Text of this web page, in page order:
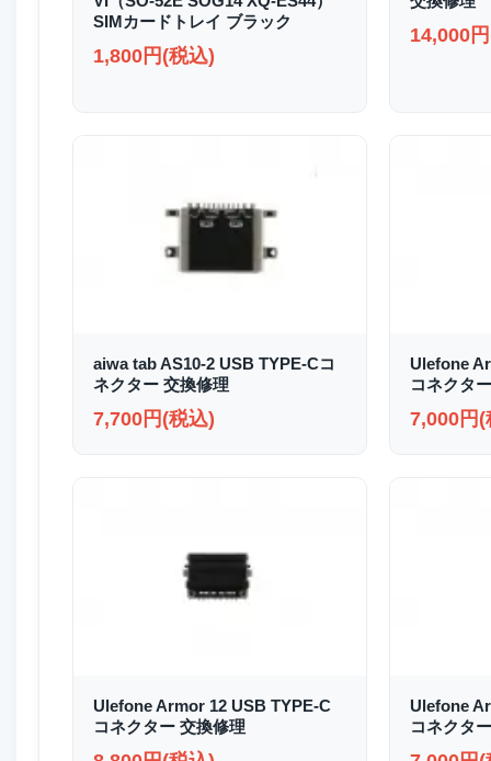
SIMカードトレイ ブラック
1,800円(税込)
14,000
aiwa tab AS10-2 USB TYPE-Cコ
ネクター 交換修理
7,700円(税込)
Ulefone
コネクタ
7,000円(
Ulefone Armor 12 USB TYPE-C
コネクター 交換修理
Ulefone
コネクタ